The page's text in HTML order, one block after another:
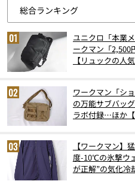
ユニクロ「本業
ークマン「
【リュックの人
ワークマン「シ
の万能サブバッ
ラボ付録…ほか
【ワークマン】
度-10℃の氷撃ウ
が正解”の気化冷